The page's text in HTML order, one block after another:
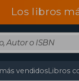
Los libros
vendidosLibros